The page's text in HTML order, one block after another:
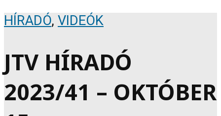
HÍRADÓ, VIDEÓK
JTV HÍRADÓ
2023/41 – OKTÓBER